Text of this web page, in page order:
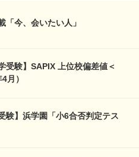
「今、会いたい人」
受験】SAPIX 上位校偏差値＜
月）
験】浜学園「小6合否判定テス